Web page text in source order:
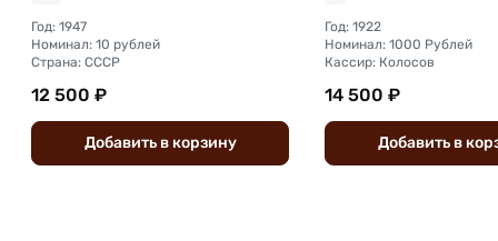
Год: 1947
Номинал: 10 рублей
Страна: СССР
12 500 ₽
Добавить вкорзину
Год: 1922
Номинал: 1000 Рублей
Кассир: Колосов
14 500 ₽
Добавить в